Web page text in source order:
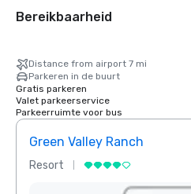
Bereikbaarheid
Distance from airport 7 mi
Parkeren in de buurt
Gratis parkeren
Valet parkeerservice
Parkeerruimte voor bus
Green Valley Ranch
Resort